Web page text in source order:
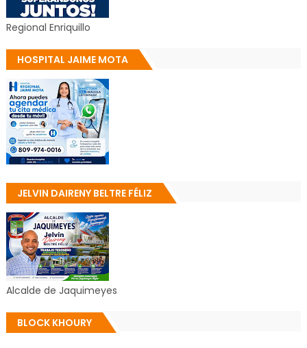
Regional Enriquillo
HOSPITAL JAIME MOTA
JELVIN DAIRENY BELTRE FÉLIZ
Alcalde de Jaquimeyes
BLOCK KHOURY